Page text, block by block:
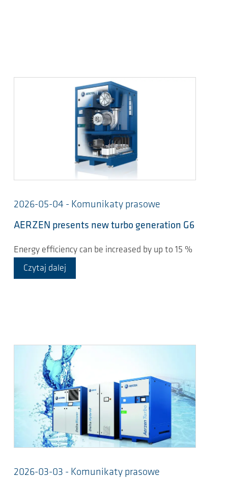
2026-05-04 - Komunikaty prasowe
AERZEN presents new turbo generation G6
Energy efficiency can be increased by up to 15 %
Czytaj dalej
2026-03-03 - Komunikaty prasowe